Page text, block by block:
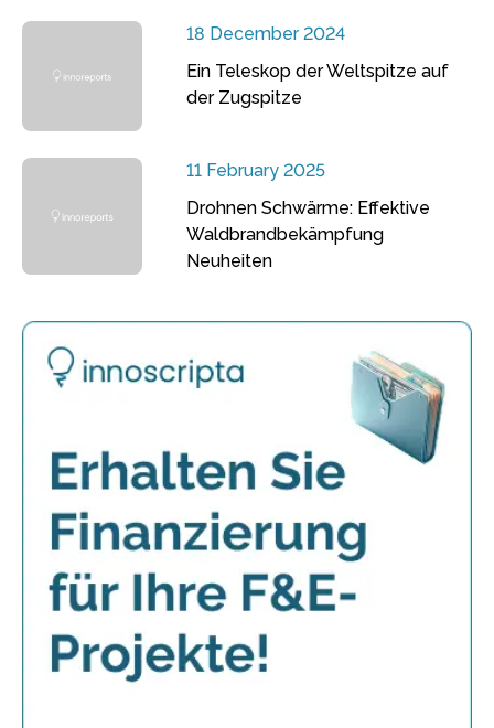
18 December 2024
Ein Teleskop der Weltspitze auf
der Zugspitze
11 February 2025
Drohnen Schwärme: Effektive
Waldbrandbekämpfung
Neuheiten